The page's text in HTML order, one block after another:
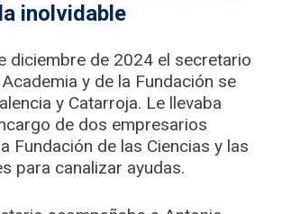
inolvidable
diciembre de 2024 el secretario
y de la Fundación se
y Catarroja. Le llevaba
de dos empresarios
Fundación de las Ciencias y las
para canalizar ayudas.